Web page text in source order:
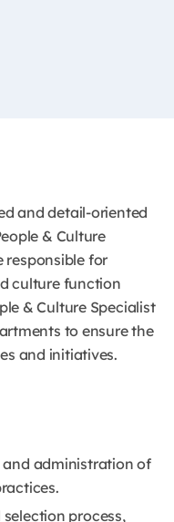
and detail-oriented
& Culture
responsible for
culture function
& Culture Specialist
to ensure the
and initiatives.
administration of
process,